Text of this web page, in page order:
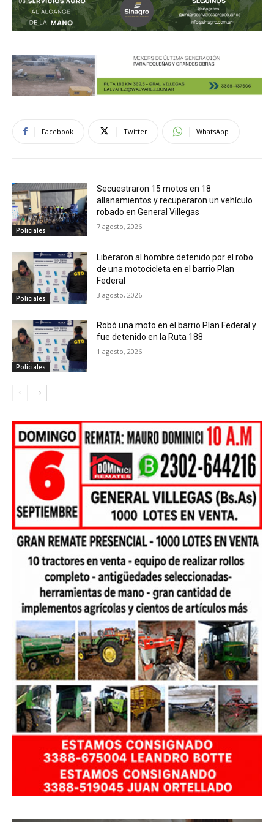
Facebook Twitter WhatsApp
Policiales
Secuestraron 15 motos en 18
allanamientos y recuperaron un vehículo
robado en General Villegas
7 agosto, 2026
Policiales
Liberaron al hombre detenido por el robo
de una motocicleta en el barrio Plan
Federal
3 agosto, 2026
Policiales
Robó una moto en el barrio Plan Federal y
fue detenido en la Ruta 188
1 agosto, 2026